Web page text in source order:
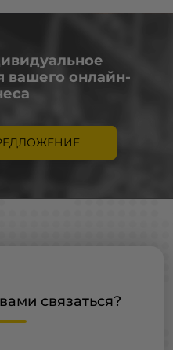
вашего онлайн-
связаться?